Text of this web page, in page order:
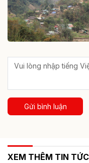
Gửi bình luận
XEM THÊM TIN